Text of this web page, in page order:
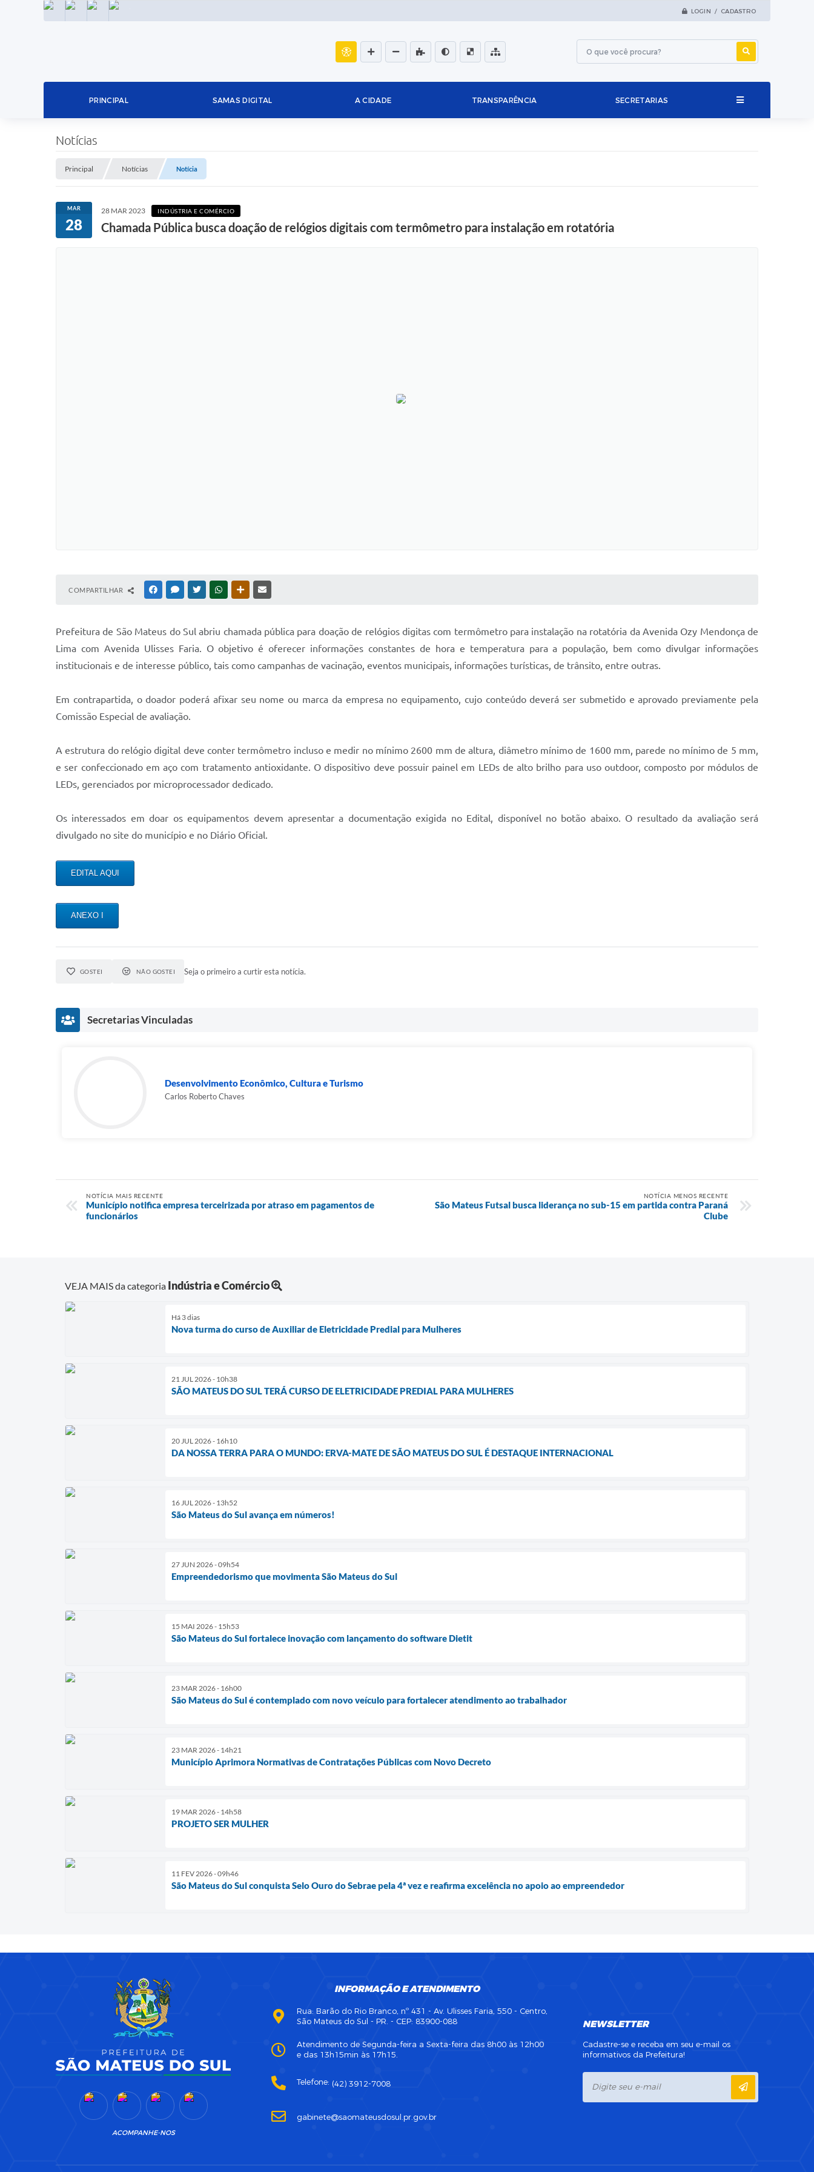
LOGIN / CADASTRO
INSTAGRAMFACEBOOKLINKEDIN
PRINCIPAL SAMAS DIGITAL A CIDADE TRANSPARÊNCIA SECRETARIAS
Notícias
Principal Notícias Notícia
MAR
28
28 MAR 2023 INDÚSTRIA E COMÉRCIO
Chamada Pública busca doação de relógios digitais com termômetro para instalação em rotatória
COMPARTILHAR FACEBOOKMESSENGER
TWITTERWHATSAPPOUTRAS MÍDIAS
Prefeitura de São Mateus do Sul abriu chamada pública para doação de relógios digitas com termômetro para instalação na rotatória da Avenida Ozy Mendonça de
Lima com Avenida Ulisses Faria. O objetivo é oferecer informações constantes de hora e temperatura para a população, bem como divulgar informações
institucionais e de interesse público, tais como campanhas de vacinação, eventos municipais, informações turísticas, de trânsito, entre outras.
Em contrapartida, o doador poderá afixar seu nome ou marca da empresa no equipamento, cujo conteúdo deverá ser submetido e aprovado previamente pela
Comissão Especial de avaliação.
A estrutura do relógio digital deve conter termômetro incluso e medir no mínimo 2600 mm de altura, diâmetro mínimo de 1600 mm, parede no mínimo de 5 mm,
e ser confeccionado em aço com tratamento antioxidante. O dispositivo deve possuir painel em LEDs de alto brilho para uso outdoor, composto por módulos de
LEDs, gerenciados por microprocessador dedicado.
Os interessados em doar os equipamentos devem apresentar a documentação exigida no Edital, disponível no botão abaixo. O resultado da avaliação será
divulgado no site do município e no Diário Oficial.
EDITAL AQUI
ANEXO I
GOSTEI NÃO GOSTEI Seja o primeiro a curtir esta notícia.
Secretarias Vinculadas
Desenvolvimento Econômico, Cultura e Turismo
Carlos Roberto Chaves
NOTÍCIA MAIS RECENTE
Município notifica empresa terceirizada por atraso em pagamentos de
funcionários
NOTÍCIA MENOS RECENTE
São Mateus Futsal busca liderança no sub-15 em partida contra Paraná
Clube
VEJA MAIS da categoria Indústria e Comércio
Há 3 dias
Nova turma do curso de Auxiliar de Eletricidade Predial para Mulheres
21 JUL 2026 - 10h38
SÃO MATEUS DO SUL TERÁ CURSO DE ELETRICIDADE PREDIAL PARA MULHERES
20 JUL 2026 - 16h10
DA NOSSA TERRA PARA O MUNDO: ERVA-MATE DE SÃO MATEUS DO SUL É DESTAQUE INTERNACIONAL
16 JUL 2026 - 13h52
São Mateus do Sul avança em números!
27 JUN 2026 - 09h54
Empreendedorismo que movimenta São Mateus do Sul
15 MAI 2026 - 15h53
São Mateus do Sul fortalece inovação com lançamento do software Dietit
23 MAR 2026 - 16h00
São Mateus do Sul é contemplado com novo veículo para fortalecer atendimento ao trabalhador
23 MAR 2026 - 14h21
Município Aprimora Normativas de Contratações Públicas com Novo Decreto
19 MAR 2026 - 14h58
PROJETO SER MULHER
11 FEV 2026 - 09h46
São Mateus do Sul conquista Selo Ouro do Sebrae pela 4ª vez e reafirma excelência no apoio ao empreendedor
ACOMPANHE-NOS
INFORMAÇÃO E ATENDIMENTO
Rua: Barão do Rio Branco, nº 431 - Av. Ulisses Faria, 550 - Centro,
São Mateus do Sul - PR. - CEP: 83900-088
Atendimento de Segunda-feira a Sexta-feira das 8h00 às 12h00
e das 13h15min às 17h15.
Telefone: (42) 3912-7008
gabinete@saomateusdosul.pr.gov.br
NEWSLETTER
Cadastre-se e receba em seu e-mail os
informativos da Prefeitura!